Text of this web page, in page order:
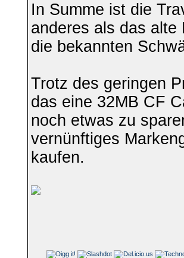
In Summe ist die
anderes als das alte
die bekannten
Trotz des geringen
das eine 32MB CF
noch etwas zu
vernünftiges
kaufen.